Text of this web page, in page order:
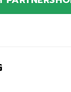
€